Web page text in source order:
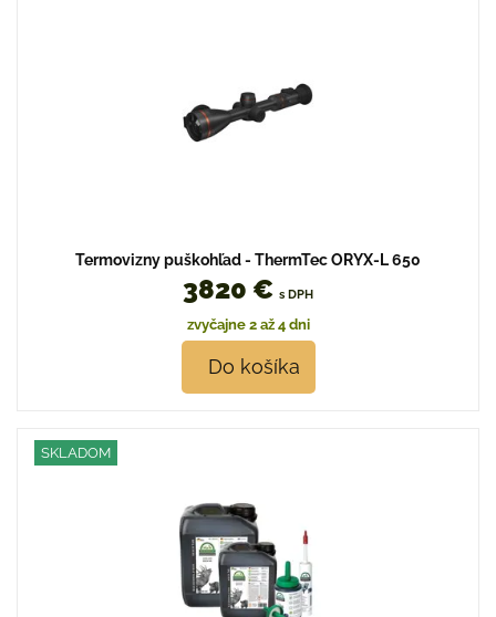
Termovizny puškohľad - ThermTec ORYX-L 650
3820 € s DPH
zvyčajne 2 až 4 dni
Do košíka
SKLADOM